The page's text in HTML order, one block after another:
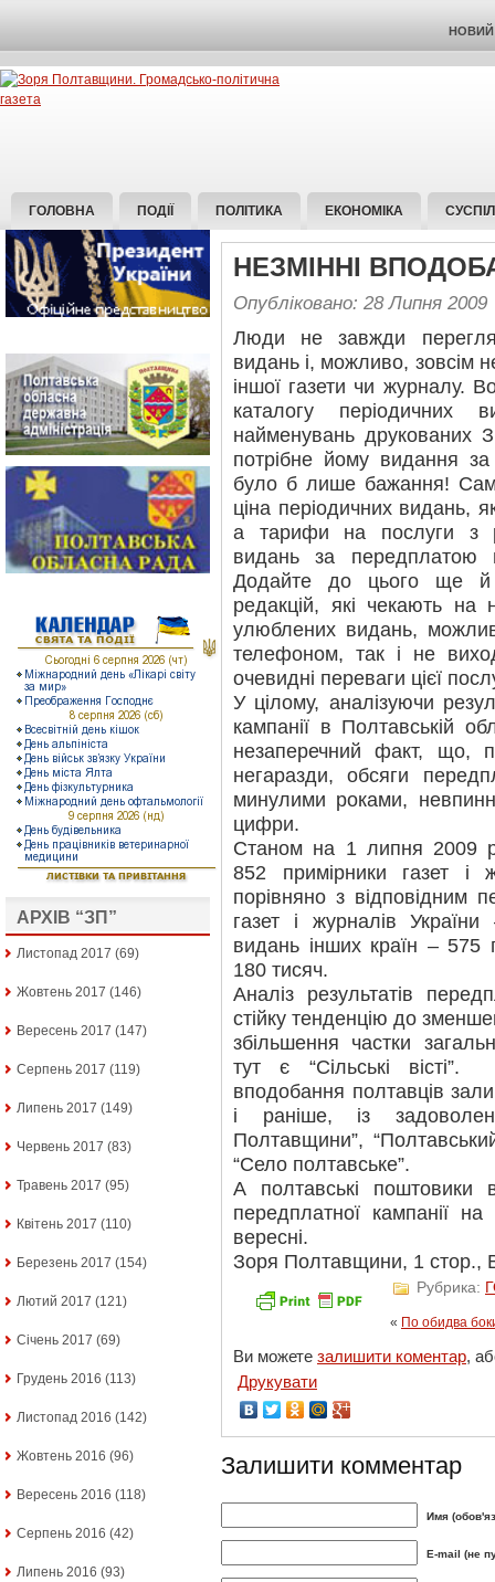
НОВИЙ
ГОЛОВНА ПОДІЇ ПОЛІТИКА ЕКОНОМІКА
АРХІВ “ЗП”
Листопад 2017 (69)
Жовтень 2017 (146)
Вересень 2017 (147)
Серпень 2017 (119)
Липень 2017 (149)
Червень 2017 (83)
Травень 2017 (95)
Квітень 2017 (110)
Березень 2017 (154)
Лютий 2017 (121)
Січень 2017 (69)
Грудень 2016 (113)
Листопад 2016 (142)
Жовтень 2016 (96)
Вересень 2016 (118)
Серпень 2016 (42)
Липень 2016 (93)
НЕЗМІННІ
Опубліковано: 28 Липня 2009
Люди не завжди
видань і, можливо, зовсім
іншої газети чи журналу.
каталогу періодичних
найменувань друкованих
потрібне йому видання
було б лише бажання!
ціна періодичних видань,
а тарифи на послуги з
видань за передплатою
Додайте до цього ще й
редакцій, які чекають на
улюблених видань,
телефоном, так і не
очевидні переваги цієї
У цілому, аналізуючи
кампанії в Полтавській
незаперечний факт, що,
негаразди, обсяги
минулими роками,
цифри.
Станом на 1 липня 2009
852 примірники газет і
порівняно з відповідним
газет і журналів
видань інших країн – 575
180 тисяч.
Аналіз результатів
стійку тенденцію до
збільшення частки
тут є “Сільські
вподобання полтавців
і раніше, із
Полтавщини”,
“Село полтавське”.
А полтавські поштовики
передплатної кампанії
вересні.
Зоря Полтавщини, 1 стор.,
Рубрика:
« По обидва
Ви можете залишити коментар,
Друкувати
Залишити комментар
Имя
E-mail (не